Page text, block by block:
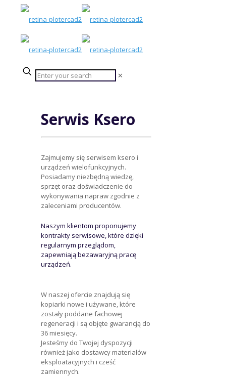
✕
Serwis Ksero
Zajmujemy się serwisem ksero i
urządzeń wielofunkcyjnych.
Posiadamy niezbędną wiedzę,
sprzęt oraz doświadczenie do
wykonywania napraw zgodnie z
zaleceniami producentów.
Naszym klientom proponujemy
kontrakty serwisowe, które dzięki
regularnym przeglądom,
zapewniają bezawaryjną pracę
urządzeń.
W naszej ofercie znajdują się
kopiarki nowe i używane, które
zostały poddane fachowej
regeneracji i są objęte gwarancją do
36 miesięcy.
Jesteśmy do Twojej dyspozycji
również jako dostawcy materiałów
eksploatacyjnych i cześć
zamiennych.